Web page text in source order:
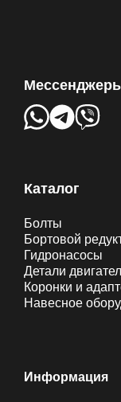
Каталог
Болты
Бортовой
Гидронасосы
Детали
Коронки и
Навесное
Информация